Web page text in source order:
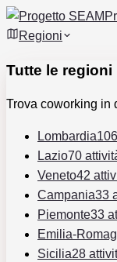
Regioni
Tutte le regioni
Trova coworking in
Lombardia
Lazio70
Veneto42
Campania33
Piemonte33
Emilia-
Sicilia28